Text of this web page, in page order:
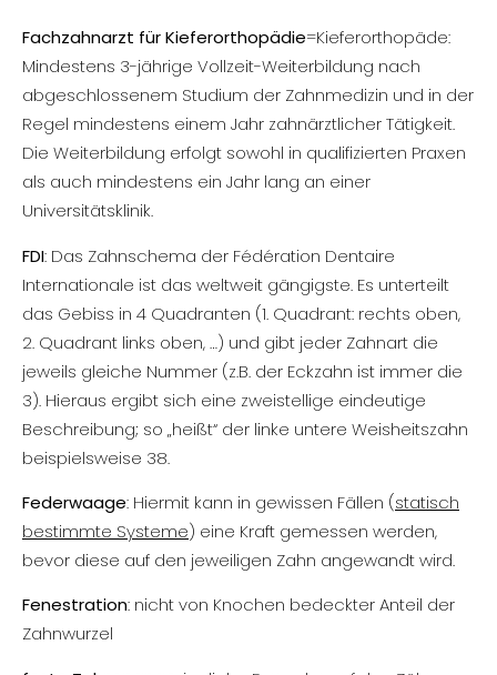
Fachzahnarzt für Kieferorthopädie=Kieferorthopäde:
Mindestens 3-jährige Vollzeit-Weiterbildung nach
abgeschlossenem Studium der Zahnmedizin und in der
Regel mindestens einem Jahr zahnärztlicher Tätigkeit.
Die Weiterbildung erfolgt sowohl in qualifizierten Praxen
als auch mindestens ein Jahr lang an einer
Universitätsklinik.
FDI: Das Zahnschema der Fédération Dentaire
Internationale ist das weltweit gängigste. Es unterteilt
das Gebiss in 4 Quadranten (1. Quadrant: rechts oben,
2. Quadrant links oben, …) und gibt jeder Zahnart die
jeweils gleiche Nummer (z.B. der Eckzahn ist immer die
3). Hieraus ergibt sich eine zweistellige eindeutige
Beschreibung; so „heißt“ der linke untere Weisheitszahn
beispielsweise 38.
Federwaage: Hiermit kann in gewissen Fällen (statisch
bestimmte Systeme) eine Kraft gemessen werden,
bevor diese auf den jeweiligen Zahn angewandt wird.
Fenestration: nicht von Knochen bedeckter Anteil der
Zahnwurzel